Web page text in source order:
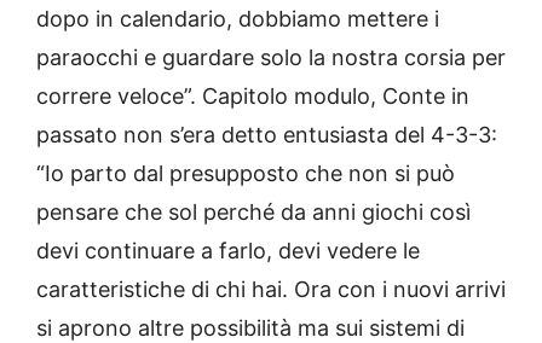
dopo in calendario, dobbiamo mettere i
paraocchi e guardare solo la nostra corsia per
correre veloce”. Capitolo modulo, Conte in
passato non s’era detto entusiasta del 4-3-3:
“Io parto dal presupposto che non si può
pensare che sol perché da anni giochi così
devi continuare a farlo, devi vedere le
caratteristiche di chi hai. Ora con i nuovi arrivi
si aprono altre possibilità ma sui sistemi di